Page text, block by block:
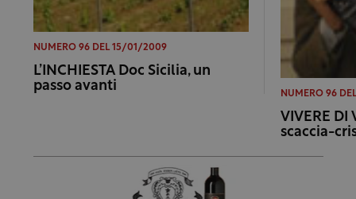
NUMERO 96 DEL 15/01/2009
L’INCHIESTA Doc Sicilia, un
passo avanti
NUMERO 96
VIVERE DI
scaccia-